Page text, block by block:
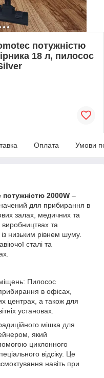
потужністю
18 л, пилосос
Оплата Умови
2000W –
для прибирання в
залах, медичних та
виробництвах та
низьким рівнем шуму.
сталі та
Пилосос
в офісах,
центрах, а також для
установах.
мішка для
який
циклонного
відсіку. Це
навіть при